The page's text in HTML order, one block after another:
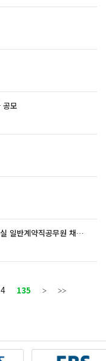
공모
일반계약직공무원 채…
135